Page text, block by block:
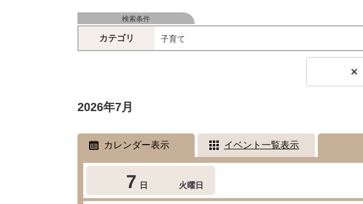
検索条件
カテゴリ 子育て
2026年7月
カレンダー表示 イベント一覧表示
7 日 火曜日